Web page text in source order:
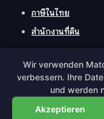
ภาษีในไทย
สำนักงานที่ดิน
Wir verwenden
verbessern. Ihre
und werden
Akzeptieren
Hosted and